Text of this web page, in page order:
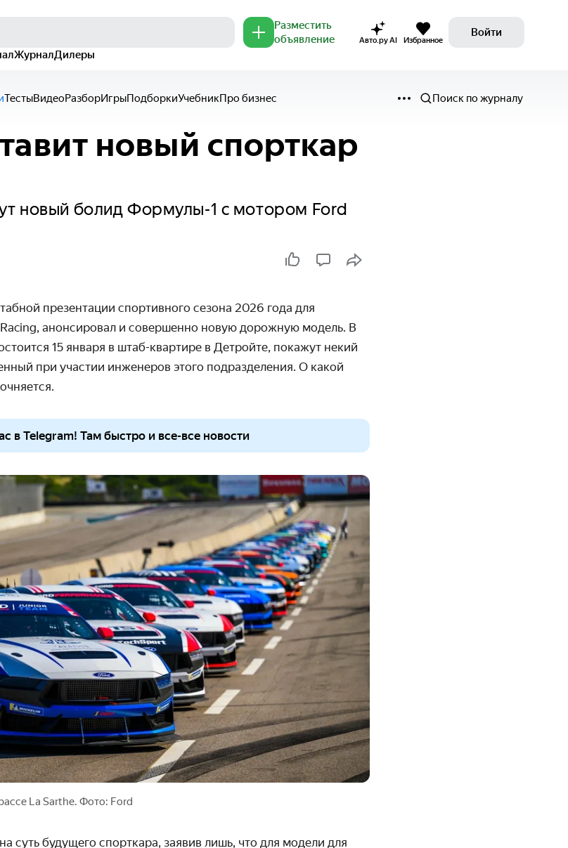
Разместить
объявление
Авто.ру AI Избранное
Войти
ЖурналДилеры
ТестыВидеоРазборИгрыПодборкиУчебникПро бизнес Поиск по журналу
новый спорткар
новый болид Формулы-1 с мотором Ford
презентации спортивного сезона 2026 года для
анонсировал и совершенно новую дорожную модель. В
15 января в штаб-квартире в Детройте, покажут некий
при участии инженеров этого подразделения. О какой
в Telegram! Там быстро и все-все новости
La Sarthe. Фото: Ford
суть будущего спорткара, заявив лишь, что для модели для